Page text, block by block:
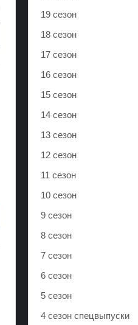
19 сезон
18 сезон
17 сезон
16 сезон
15 сезон
14 сезон
13 сезон
12 сезон
11 сезон
10 сезон
9 сезон
8 сезон
7 сезон
6 сезон
5 сезон
4 сезон спецвыпуски